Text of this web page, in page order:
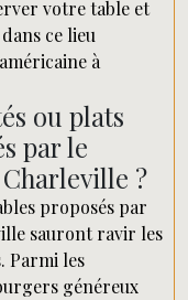
votre table et
ce lieu
à
ou plats
par le
?
proposés par
sauront ravir les
Parmi les
généreux